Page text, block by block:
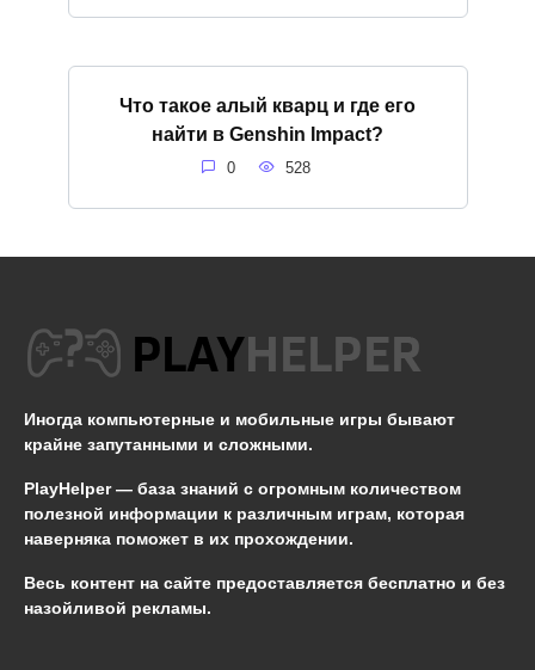
Что такое алый кварц и где его
найти в Genshin Impact?
0 528
Иногда компьютерные и мобильные игры бывают
крайне запутанными и сложными.
PlayHelper — база знаний с огромным количеством
полезной информации к различным играм, которая
наверняка поможет в их прохождении.
Весь контент на сайте предоставляется бесплатно и без
назойливой рекламы.